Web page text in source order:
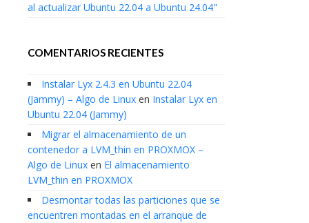
al actualizar Ubuntu 22.04 a Ubuntu 24.04"
COMENTARIOS RECIENTES
Instalar Lyx 2.4.3 en Ubuntu 22.04
(Jammy) – Algo de Linux en Instalar Lyx en
Ubuntu 22.04 (Jammy)
Migrar el almacenamiento de un
contenedor a LVM_thin en PROXMOX –
Algo de Linux en El almacenamiento
LVM_thin en PROXMOX
Desmontar todas las particiones que se
encuentren montadas en el arranque de